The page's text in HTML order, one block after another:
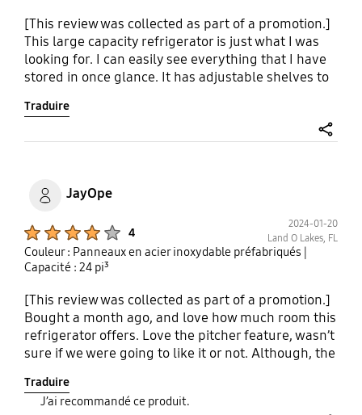
[This review was collected as part of a promotion.]
This large capacity refrigerator is just what I was
looking for. I can easily see everything that I have
stored in once glance. It has adjustable shelves to
refrigerated. The temperature control is easy to
adjust if needed with just the press of a button. I
which makes 2 different size ice cubes as well as
the pitcher which you can also infuse herbs, fruit
and vegetables in. As you use the pitcher it fills
almost immediately to keep you hydrated
throughout the day. This is the refrigerator I have
always wanted to make my kitchen complete.
Traduire
JayOpe
4
2024-01-20
Land O Lakes, FL
Couleur : Panneaux en acier inoxydable préfabriqués |
Capacité : 24 pi³
[This review was collected as part of a promotion.]
Bought a month ago, and love how much room this
refrigerator offers. Love the pitcher feature, wasn’t
sure if we were going to like it or not. Although, the
what makes it fill or not. Sometimes we open the
door and pitcher is full, other times it has not filled
Traduire
J’ai recommandé ce produit.